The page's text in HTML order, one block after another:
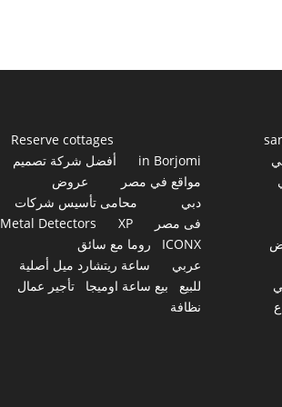
Reserve cottages
in Borjomi
أفضل شركة تصميم
مواقع في مصر
عروض
دبي
محامى تأسيس شركات
فى مصر
Metal Detectors
XP
ICONX
روما مع سائق
عربي
ساعة ريتشارد ميل أصلية
للبيع
بيع ساعة اوميجا
تأجير عمال
نظافة